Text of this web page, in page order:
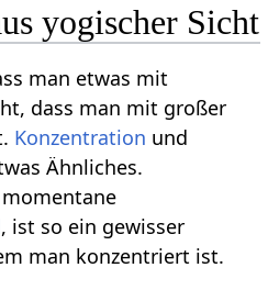
yogischer Sicht
man etwas mit
dass man mit großer
Konzentration und
Ähnliches.
, ist so ein gewisser
man konzentriert ist.